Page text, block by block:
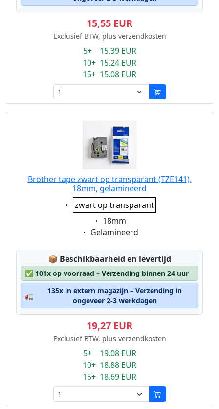
15,55 EUR
Exclusief BTW, plus verzendkosten
5+ 15.39 EUR
10+ 15.24 EUR
15+ 15.08 EUR
Brother tape zwart op transparant (TZE141),
18mm, gelamineerd
Eigenschaft:
zwart op transparant
Eigenschaft:
18mm
Eigenschaft:
Gelamineerd
📦 Lagerstatus:
Beschikbaarheid en levertijd
✅ 101x op voorraad – Verzending binnen 24 uur
🚛
135x in extern magazijn – Verzending in
ongeveer 2-3 werkdagen
19,27 EUR
Exclusief BTW, plus verzendkosten
5+ 19.08 EUR
10+ 18.88 EUR
15+ 18.69 EUR